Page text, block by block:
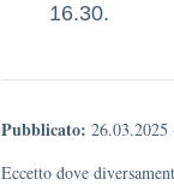
16.30.
Pubblicato: 26.03.2025
Eccetto dove